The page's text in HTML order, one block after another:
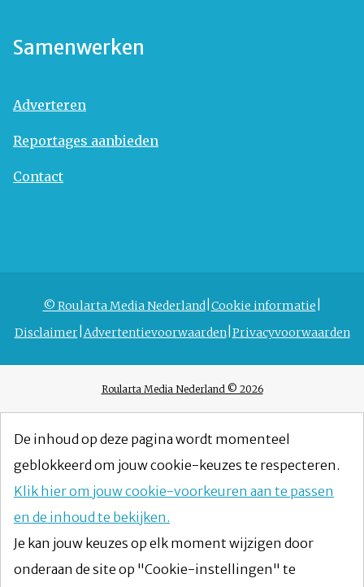
Samenwerken
Adverteren
Reportages aanbieden
Contact
© Roularta Media Nederland Cookie informatie
Disclaimer Advertentievoorwaarden Privacyvoorwaarden
Roularta Media Nederland © 2026
De inhoud op deze pagina wordt momenteel
geblokkeerd om jouw cookie-keuzes te respecteren.
Klik hier om jouw cookie-voorkeuren aan te passen
en de inhoud te bekijken.
Je kan jouw keuzes op elk moment wijzigen door
onderaan de site op "Cookie-instellingen" te